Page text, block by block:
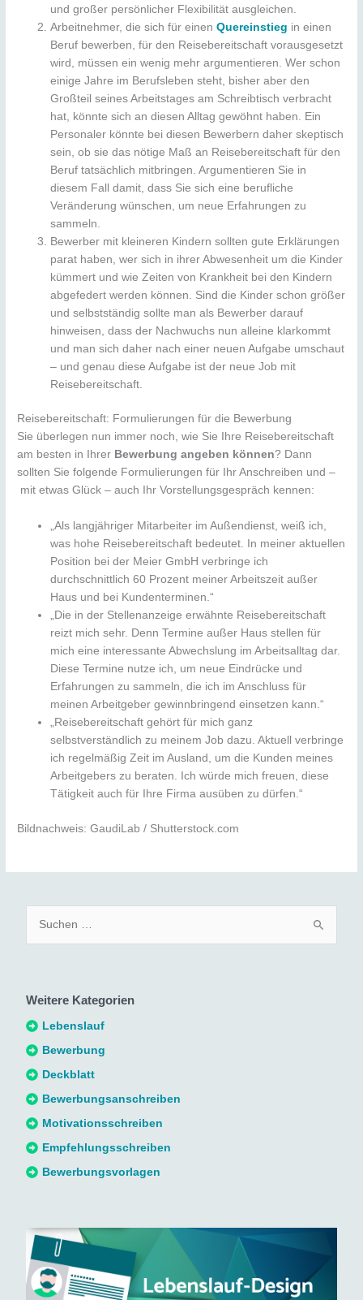
und großer persönlicher Flexibilität ausgleichen.
Arbeitnehmer, die sich für einenQuereinstieg in einen
Beruf bewerben, für den Reisebereitschaft vorausgesetzt
wird, müssen ein wenig mehr argumentieren. Wer schon
einige Jahre im Berufsleben steht, bisher aber den
Großteil seines Arbeitstages am Schreibtisch verbracht
hat, könnte sich an diesen Alltag gewöhnt haben. Ein
Personaler könnte bei diesen Bewerbern daher skeptisch
sein, ob sie das nötige Maß an Reisebereitschaft für den
Beruf tatsächlich mitbringen. Argumentieren Sie in
diesem Fall damit, dass Sie sich eine berufliche
Veränderung wünschen, um neue Erfahrungen zu
sammeln.
Bewerber mit kleineren Kindern sollten gute Erklärungen
parat haben, wer sich in ihrer Abwesenheit um die Kinder
kümmert und wie Zeiten von Krankheit bei den Kindern
abgefedert werden können. Sind die Kinder schon größer
und selbstständig sollte man als Bewerber darauf
hinweisen, dass der Nachwuchs nun alleine klarkommt
und man sich daher nach einer neuen Aufgabe umschaut
– und genau diese Aufgabe ist der neue Job mit
Reisebereitschaft.
Reisebereitschaft: Formulierungen für die Bewerbung
Sie überlegen nun immer noch, wie Sie Ihre Reisebereitschaft
am besten in Ihrer Bewerbung angeben können? Dann
sollten Sie folgende Formulierungen für Ihr Anschreiben und –
mit etwas Glück – auch Ihr Vorstellungsgespräch kennen:
„Als langjähriger Mitarbeiter im Außendienst, weiß ich,
was hohe Reisebereitschaft bedeutet. In meiner aktuellen
Position bei der Meier GmbH verbringe ich
durchschnittlich 60 Prozent meiner Arbeitszeit außer
Haus und bei Kundenterminen.“
„Die in der Stellenanzeige erwähnte Reisebereitschaft
reizt mich sehr. Denn Termine außer Haus stellen für
mich eine interessante Abwechslung im Arbeitsalltag dar.
Diese Termine nutze ich, um neue Eindrücke und
Erfahrungen zu sammeln, die ich im Anschluss für
meinen Arbeitgeber gewinnbringend einsetzen kann.“
„Reisebereitschaft gehört für mich ganz
selbstverständlich zu meinem Job dazu. Aktuell verbringe
ich regelmäßig Zeit im Ausland, um die Kunden meines
Arbeitgebers zu beraten. Ich würde mich freuen, diese
Tätigkeit auch für Ihre Firma ausüben zu dürfen.“
Bildnachweis: GaudiLab / Shutterstock.com
e
n
n
a
c
Weitere Kategorien
Lebenslauf
Bewerbung
Deckblatt
Bewerbungsanschreiben
Motivationsschreiben
Empfehlungsschreiben
Bewerbungsvorlagen